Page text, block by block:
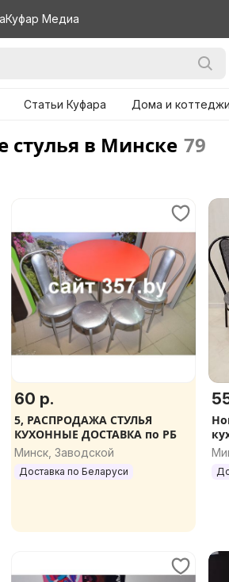
Куфар Медиа
Статьи Куфара Дома и коттеджи
в Минске 79
60 р.
5, РАСПРОДАЖА СТУЛЬЯ
КУХОННЫЕ ДОСТАВКА по РБ
Минск, Заводской
Доставка по Беларуси
по